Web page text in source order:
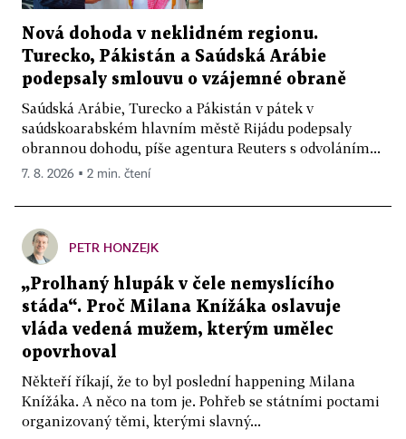
Nová dohoda v neklidném regionu.
Turecko, Pákistán a Saúdská Arábie
podepsaly smlouvu o vzájemné obraně
Saúdská Arábie, Turecko a Pákistán v pátek v
saúdskoarabském hlavním městě Rijádu podepsaly
obrannou dohodu, píše agentura Reuters s odvoláním...
7. 8. 2026 ▪ 2 min. čtení
PETR HONZEJK
„Prolhaný hlupák v čele nemyslícího
stáda“. Proč Milana Knížáka oslavuje
vláda vedená mužem, kterým umělec
opovrhoval
Někteří říkají, že to byl poslední happening Milana
Knížáka. A něco na tom je. Pohřeb se státními poctami
organizovaný těmi, kterými slavný...